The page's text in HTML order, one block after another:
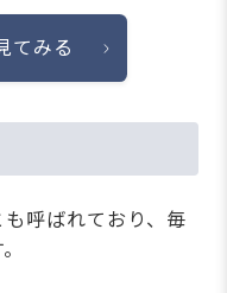
てみる
呼ばれており、毎